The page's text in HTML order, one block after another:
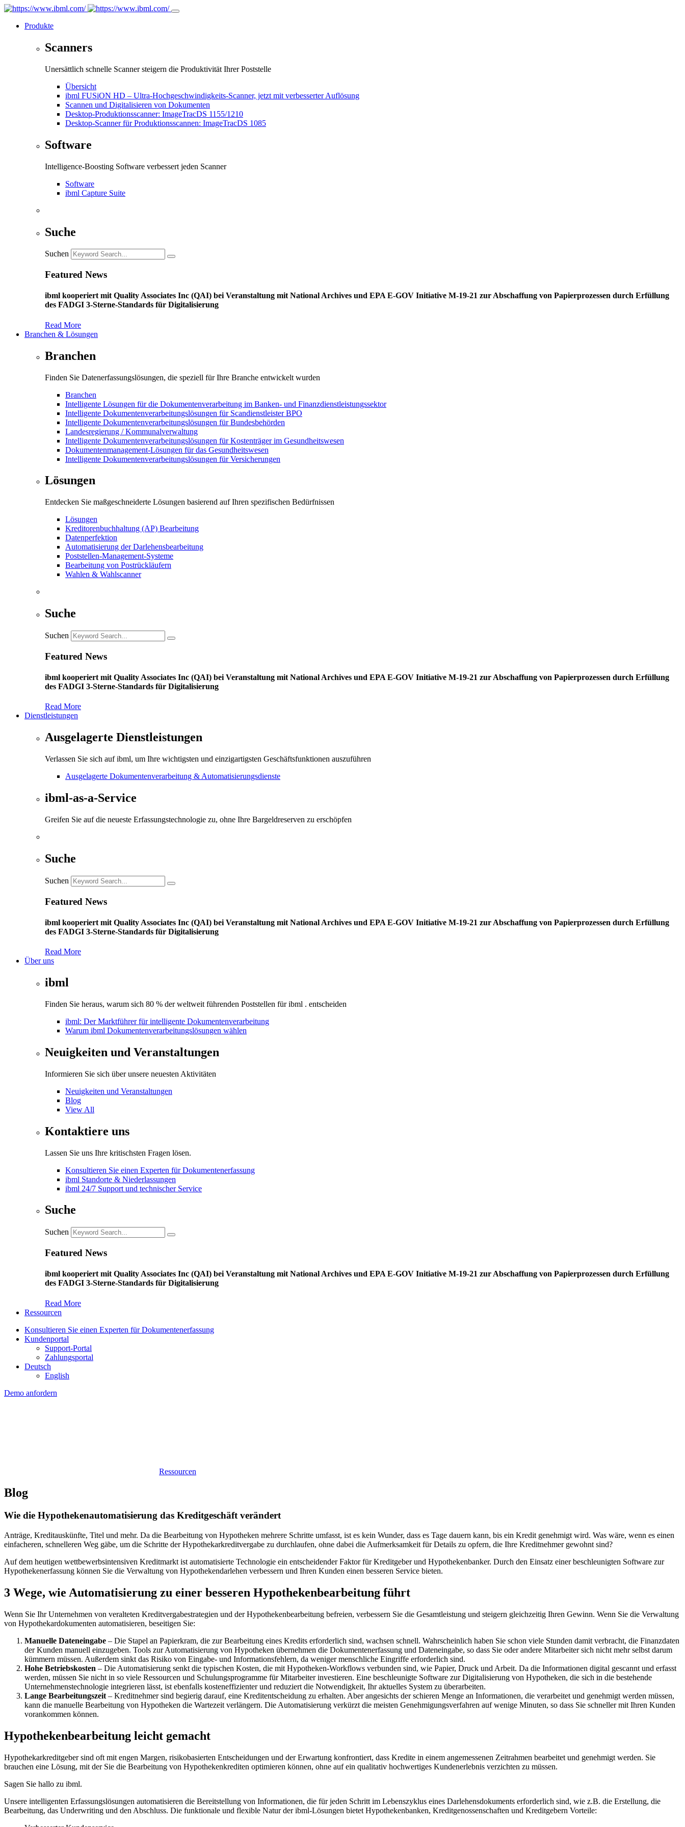
Produkte
Scanners
Unersättlich schnelle Scanner steigern die Produktivität Ihrer Poststelle
Übersicht
ibml FUSiON HD – Ultra-Hochgeschwindigkeits-Scanner, jetzt mit verbesserter Auflösung
Scannen und Digitalisieren von Dokumenten
Desktop-Produktionsscanner: ImageTracDS 1155/1210
Desktop-Scanner für Produktionsscannen: ImageTracDS 1085
Software
Intelligence-Boosting Software verbessert jeden Scanner
Software
ibml Capture Suite
Suche
Suchen
Featured News
ibml kooperiert mit Quality Associates Inc (QAI) bei Veranstaltung mit National Archives und EPA E-GOV Initiative M-19-21 zur Abschaffung von Papierprozessen durch Erfüllung
des FADGI 3-Sterne-Standards für Digitalisierung
Read More
Branchen & Lösungen
Branchen
Finden Sie Datenerfassungslösungen, die speziell für Ihre Branche entwickelt wurden
Branchen
Intelligente Lösungen für die Dokumentenverarbeitung im Banken- und Finanzdienstleistungssektor
Intelligente Dokumentenverarbeitungslösungen für Scandienstleister BPO
Intelligente Dokumentenverarbeitungslösungen für Bundesbehörden
Landesregierung / Kommunalverwaltung
Intelligente Dokumentenverarbeitungslösungen für Kostenträger im Gesundheitswesen
Dokumentenmanagement-Lösungen für das Gesundheitswesen
Intelligente Dokumentenverarbeitungslösungen für Versicherungen
Lösungen
Entdecken Sie maßgeschneiderte Lösungen basierend auf Ihren spezifischen Bedürfnissen
Lösungen
Kreditorenbuchhaltung (AP) Bearbeitung
Datenperfektion
Automatisierung der Darlehensbearbeitung
Poststellen-Management-Systeme
Bearbeitung von Postrückläufern
Wahlen & Wahlscanner
Suche
Suchen
Featured News
ibml kooperiert mit Quality Associates Inc (QAI) bei Veranstaltung mit National Archives und EPA E-GOV Initiative M-19-21 zur Abschaffung von Papierprozessen durch Erfüllung
des FADGI 3-Sterne-Standards für Digitalisierung
Read More
Dienstleistungen
Ausgelagerte Dienstleistungen
Verlassen Sie sich auf ibml, um Ihre wichtigsten und einzigartigsten Geschäftsfunktionen auszuführen
Ausgelagerte Dokumentenverarbeitung & Automatisierungsdienste
ibml-as-a-Service
Greifen Sie auf die neueste Erfassungstechnologie zu, ohne Ihre Bargeldreserven zu erschöpfen
Suche
Suchen
Featured News
ibml kooperiert mit Quality Associates Inc (QAI) bei Veranstaltung mit National Archives und EPA E-GOV Initiative M-19-21 zur Abschaffung von Papierprozessen durch Erfüllung
des FADGI 3-Sterne-Standards für Digitalisierung
Read More
Über uns
ibml
Finden Sie heraus, warum sich 80 % der weltweit führenden Poststellen für ibml . entscheiden
ibml: Der Marktführer für intelligente Dokumentenverarbeitung
Warum ibml Dokumentenverarbeitungslösungen wählen
Neuigkeiten und Veranstaltungen
Informieren Sie sich über unsere neuesten Aktivitäten
Neuigkeiten und Veranstaltungen
Blog
View All
Kontaktiere uns
Lassen Sie uns Ihre kritischsten Fragen lösen.
Konsultieren Sie einen Experten für Dokumentenerfassung
ibml Standorte & Niederlassungen
ibml 24/7 Support und technischer Service
Suche
Suchen
Featured News
ibml kooperiert mit Quality Associates Inc (QAI) bei Veranstaltung mit National Archives und EPA E-GOV Initiative M-19-21 zur Abschaffung von Papierprozessen durch Erfüllung
des FADGI 3-Sterne-Standards für Digitalisierung
Read More
Ressourcen
Konsultieren Sie einen Experten für Dokumentenerfassung
Kundenportal
Support-Portal
Zahlungsportal
Deutsch
English
Demo anfordern
Ressourcen
Blog
Wie die Hypothekenautomatisierung das Kreditgeschäft verändert
Anträge, Kreditauskünfte, Titel und mehr. Da die Bearbeitung von Hypotheken mehrere Schritte umfasst, ist es kein Wunder, dass es Tage dauern kann, bis ein Kredit genehmigt wird. Was wäre, wenn es einen
einfacheren, schnelleren Weg gäbe, um die Schritte der Hypothekarkreditvergabe zu durchlaufen, ohne dabei die Aufmerksamkeit für Details zu opfern, die Ihre Kreditnehmer gewohnt sind?
Auf dem heutigen wettbewerbsintensiven Kreditmarkt ist automatisierte Technologie ein entscheidender Faktor für Kreditgeber und Hypothekenbanker. Durch den Einsatz einer beschleunigten Software zur
Hypothekenerfassung können Sie die Verwaltung von Hypothekendarlehen verbessern und Ihren Kunden einen besseren Service bieten.
3 Wege, wie Automatisierung zu einer besseren Hypothekenbearbeitung führt
Wenn Sie Ihr Unternehmen von veralteten Kreditvergabestrategien und der Hypothekenbearbeitung befreien, verbessern Sie die Gesamtleistung und steigern gleichzeitig Ihren Gewinn. Wenn Sie die Verwaltung
von Hypothekardokumenten automatisieren, beseitigen Sie:
Manuelle Dateneingabe – Die Stapel an Papierkram, die zur Bearbeitung eines Kredits erforderlich sind, wachsen schnell. Wahrscheinlich haben Sie schon viele Stunden damit verbracht, die Finanzdaten
der Kunden manuell einzugeben. Tools zurAutomatisierung von Hypotheken übernehmen die Dokumentenerfassung und Dateneingabe, so dass Sie oder andere Mitarbeiter sich nicht mehr selbst darum
kümmern müssen. Außerdem sinkt das Risiko von Eingabe- und Informationsfehlern, da weniger menschliche Eingriffe erforderlich sind.
Hohe Betriebskosten – Die Automatisierung senkt die typischen Kosten, die mit Hypotheken-Workflows verbunden sind, wie Papier, Druck und Arbeit. Da die Informationen digital gescannt und erfasst
werden, müssen Sie nicht in so viele Ressourcen und Schulungsprogramme für Mitarbeiter investieren. Eine beschleunigte Software zur Digitalisierung von Hypotheken, die sich in die bestehende
Unternehmenstechnologie integrieren lässt, ist ebenfalls kosteneffizienter und reduziert die Notwendigkeit, Ihr aktuelles System zu überarbeiten.
Lange Bearbeitungszeit – Kreditnehmer sind begierig darauf, eine Kreditentscheidung zu erhalten. Aber angesichts der schieren Menge an Informationen, die verarbeitet und genehmigt werden müssen,
kann die manuelle Bearbeitung von Hypotheken die Wartezeit verlängern. Die Automatisierung verkürzt die meisten Genehmigungsverfahren auf wenige Minuten, so dass Sie schneller mit Ihren Kunden
vorankommen können.
Hypothekenbearbeitung leicht gemacht
Hypothekarkreditgeber sind oft mit engen Margen, risikobasierten Entscheidungen und der Erwartung konfrontiert, dass Kredite in einem angemessenen Zeitrahmen bearbeitet und genehmigt werden. Sie
brauchen eine Lösung, mit der Sie die Bearbeitung von Hypothekenkrediten optimieren können, ohne auf ein qualitativ hochwertiges Kundenerlebnis verzichten zu müssen.
Sagen Sie hallo zu ibml.
Unsere intelligenten Erfassungslösungen automatisieren die Bereitstellung von Informationen, die für jeden Schritt im Lebenszyklus eines Darlehensdokuments erforderlich sind, wie z.B. die Erstellung, die
Bearbeitung, das Underwriting und den Abschluss. Die funktionale und flexible Natur der ibml-Lösungen bietet Hypothekenbanken, Kreditgenossenschaften und Kreditgebern Vorteile: